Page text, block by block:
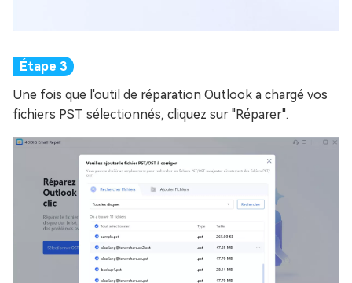
Une fois que l'outil de réparation Outlook a chargé vos
fichiers PST sélectionnés, cliquez sur "Réparer".